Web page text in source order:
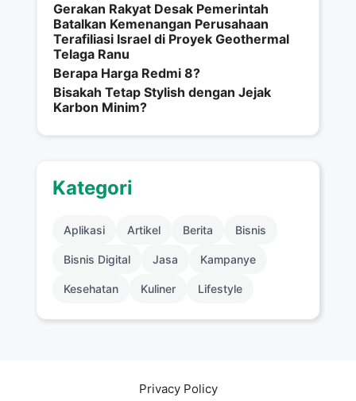
Gerakan Rakyat Desak Pemerintah
Batalkan Kemenangan Perusahaan
Terafiliasi Israel di Proyek Geothermal
Telaga Ranu
Berapa Harga Redmi 8?
Bisakah Tetap Stylish dengan Jejak
Karbon Minim?
Kategori
Aplikasi Artikel Berita Bisnis
Bisnis Digital Jasa Kampanye
Kesehatan Kuliner Lifestyle
Privacy Policy